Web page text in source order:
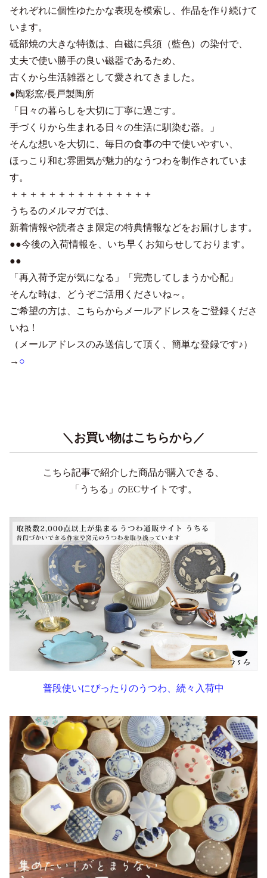
それぞれに個性ゆたかな表現を模索し、作品を作り続けて
います。
砥部焼の大きな特徴は、白磁に呉須（藍色）の染付で、
丈夫で使い勝手の良い磁器であるため、
古くから生活雑器として愛されてきました。
●陶彩窯/長戸製陶所
「日々の暮らしを大切に丁寧に過ごす。
手づくりから生まれる日々の生活に馴染む器。」
そんな想いを大切に、毎日の食事の中で使いやすい、
ほっこり和む雰囲気が魅力的なうつわを制作されていま
す。
＋＋＋＋＋＋＋＋＋＋＋＋＋＋＋
うちるのメルマガでは、
新着情報や読者さま限定の特典情報などをお届けします。
●●今後の入荷情報を、いち早くお知らせしております。
●●
「再入荷予定が気になる」「完売してしまうか心配」
そんな時は、どうぞご活用くださいね～。
ご希望の方は、こちらからメールアドレスをご登録くださ
いね！
（メールアドレスのみ送信して頂く、簡単な登録です♪）
→ ○
＼お買い物はこちらから／
こちら記事で紹介した商品が購入できる、
「うちる」のECサイトです。
普段使いにぴったりのうつわ、続々入荷中